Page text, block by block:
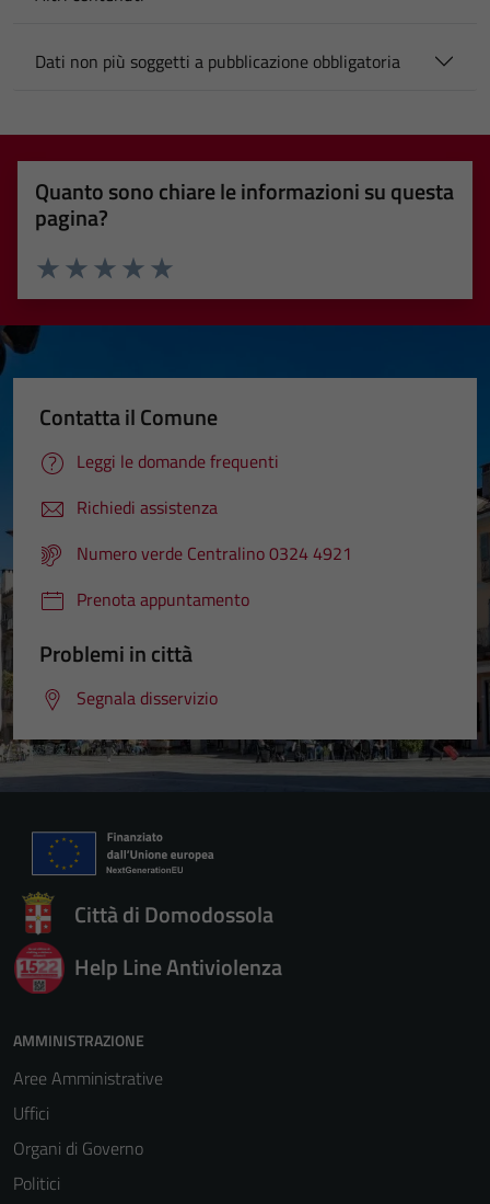
Dati non più soggetti a pubblicazione obbligatoria
Quanto sono chiare le informazioni su questa
pagina?
Valuta 5 stelle su 5
Valuta 4 stelle su 5
Valuta 3 stelle su 5
Valuta 2 stelle su 5
Valuta 1 stelle su 5
Contatta il Comune
Leggi le domande frequenti
Richiedi assistenza
Numero verde Centralino 0324 4921
Prenota appuntamento
Problemi in città
Segnala disservizio
Città di Domodossola
Help Line Antiviolenza
AMMINISTRAZIONE
Aree Amministrative
Uffici
Organi di Governo
Politici